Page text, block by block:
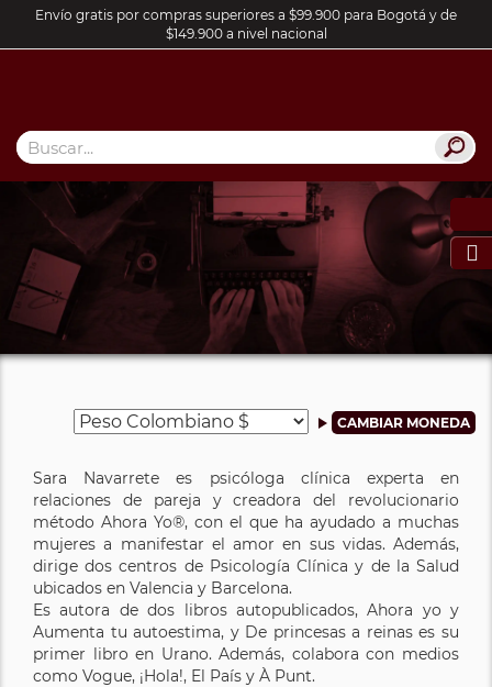
Envío gratis por compras superiores a $99.900 para Bogotá y de
$149.900 a nivel nacional

Sara Navarrete es psicóloga clínica experta en
relaciones de pareja y creadora del revolucionario
método Ahora Yo®, con el que ha ayudado a muchas
mujeres a manifestar el amor en sus vidas. Además,
dirige dos centros de Psicología Clínica y de la Salud
ubicados en Valencia y Barcelona.
Es autora de dos libros autopublicados, Ahora yo y
Aumenta tu autoestima, y De princesas a reinas es su
primer libro en Urano. Además, colabora con medios
como Vogue, ¡Hola!, El País y À Punt.